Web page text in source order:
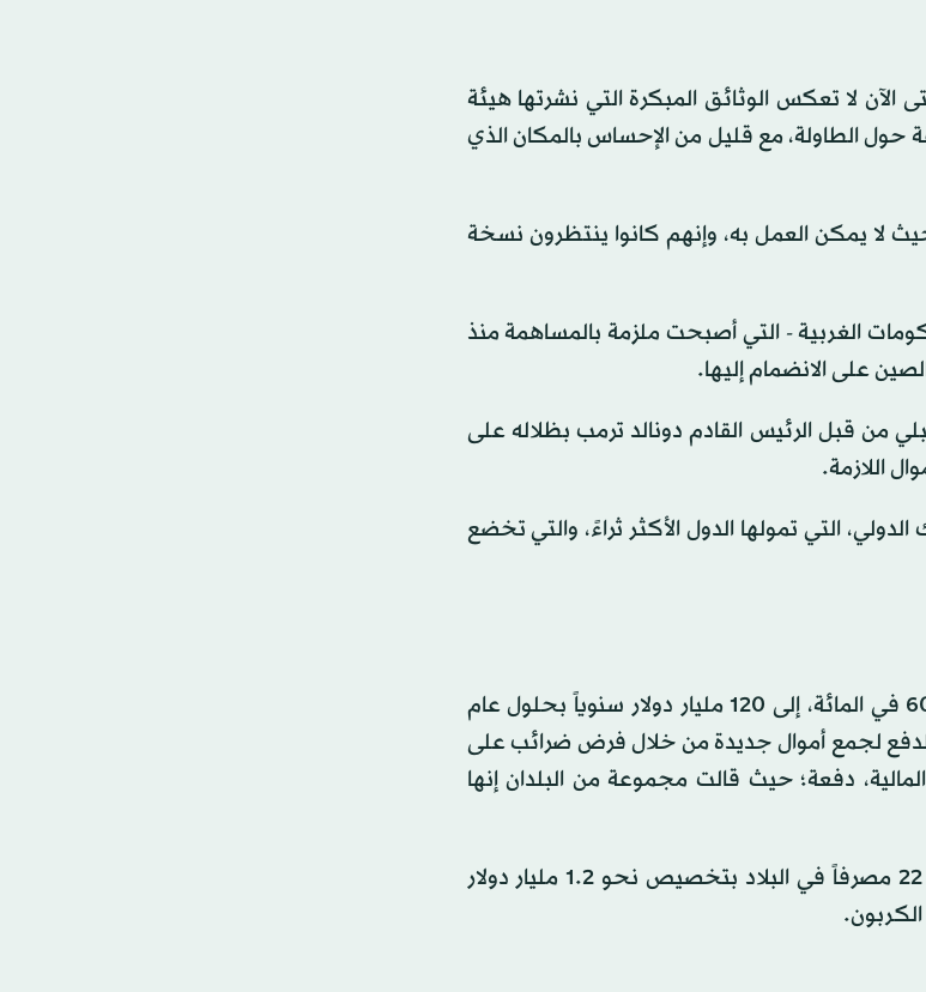
لا تعكس الوثائق المبكرة التي نشرتها هيئة
حول الطاولة، مع قليل من الإحساس بالمكان الذي
لا يمكن العمل به، وإنهم كانوا ينتظرون نسخة
الغربية - التي أصبحت ملزمة بالمساهمة منذ
من قبل الرئيس القادم دونالد ترمب بظلاله على
اللازمة.
التي تمولها الدول الأكثر ثراءً، والتي تخضع
وقد أعلنت 10 من أكبر البنوك بالفعل خطة لزيادة تمويلها للمناخ بنحو 60 في المائة، إلى 120 مليار دولار سنوياً بحلول عام
تلقى الدفع لجمع أموال جديدة من خلال فرض ضرائب على
دفعة؛ حيث قالت مجموعة من البلدان إنها
وأعلن رئيس «جمعية بنوك أذربيجان» ذاكر نورييف، يوم الخميس، التزام 22 مصرفاً في البلاد بتخصيص نحو 1.2 مليار دولار